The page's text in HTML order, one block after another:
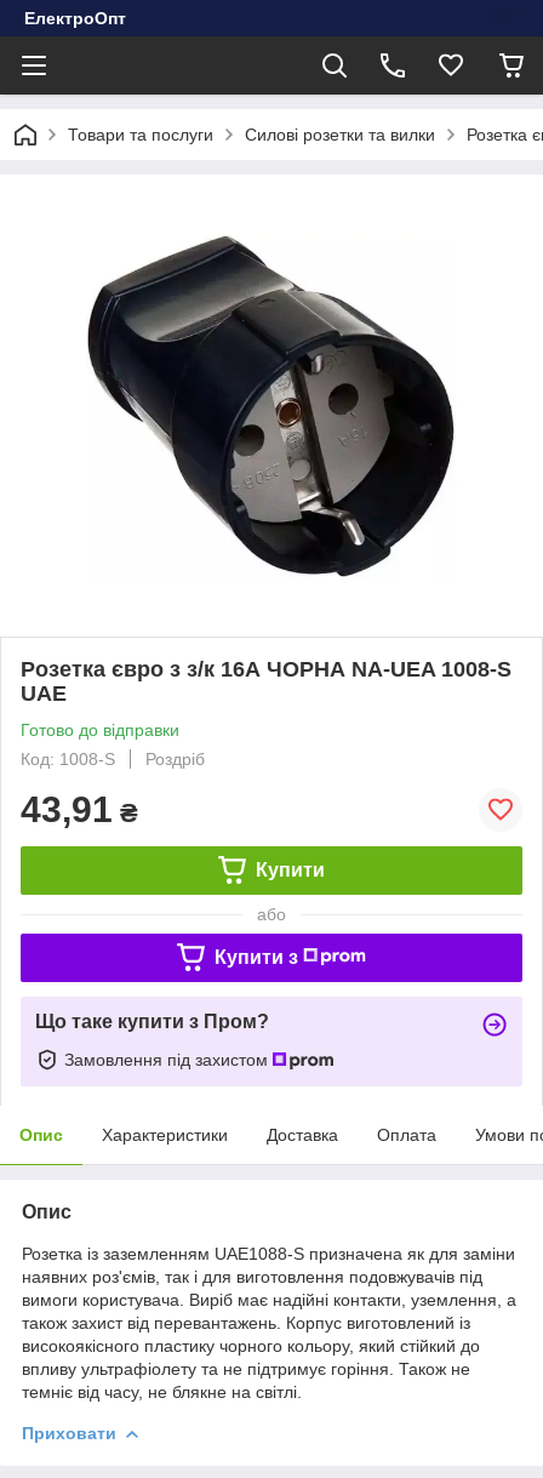
ЕлектроОпт
Товари та послуги Силові розетки та вилки Розетка
Розетка євро з з/к 16А ЧОРНА NA-UEA 1008-S
UAE
Готово до відправки
Код: 1008-S
Роздріб
43,91 ₴
Купити
або
Купити з
Що таке купити з Пром?
Замовлення під захистом
Опис Характеристики Доставка Оплата Умови
Опис
Розетка із заземленням UAE1088-S призначена як для заміни
наявних роз'ємів, так і для виготовлення подовжувачів під
вимоги користувача. Виріб має надійні контакти, уземлення, а
також захист від перевантажень. Корпус виготовлений із
високоякісного пластику чорного кольору, який стійкий до
впливу ультрафіолету та не підтримує горіння. Також не
темніє від часу, не блякне на світлі.
Приховати